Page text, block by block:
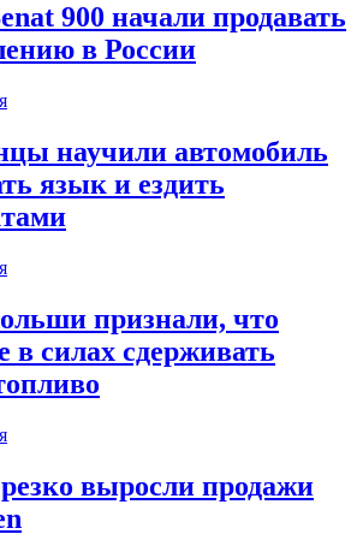
900 начали продавать
в России
научили автомобиль
язык и ездить
признали, что
в силах сдерживать
выросли продажи